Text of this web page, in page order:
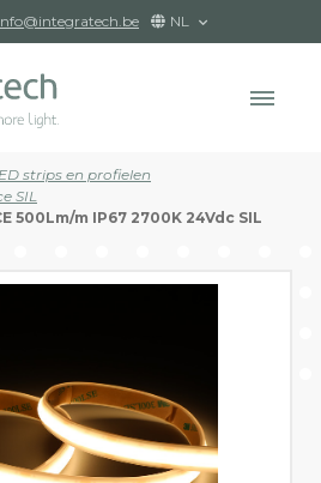
NL
strips en profielen
SIL
500Lm/m IP67 2700K 24Vdc SIL